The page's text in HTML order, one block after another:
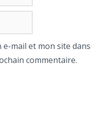
mail et mon site dans
commentaire.